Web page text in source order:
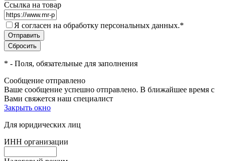
Ссылка на товар
Я согласен на обработку персональных данных.*
* - Поля, обязательные для заполнения
Сообщение отправлено
Ваше сообщение успешно отправлено. В ближайшее время с
Вами свяжется наш специалист
Закрыть окно
Для юридических лиц
ИНН организации